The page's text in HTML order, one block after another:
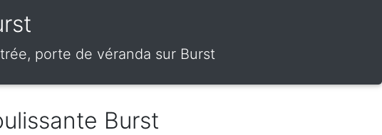
porte de véranda sur Burst
Burst